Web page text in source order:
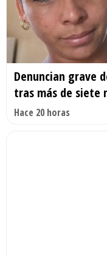
Denuncian grave
tras más de siete
Hace 20 horas